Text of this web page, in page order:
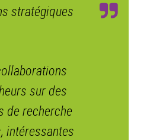
stratégiques
sur des
de recherche
intéressantes